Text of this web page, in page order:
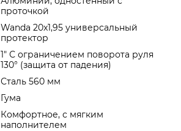
проточкой
Wanda 20x1,95 универсальный
протектор
1" С ограничением поворота руля
130° (защита от падения)
Сталь 560 мм
Гума
Комфортное, с мягким
наполнителем